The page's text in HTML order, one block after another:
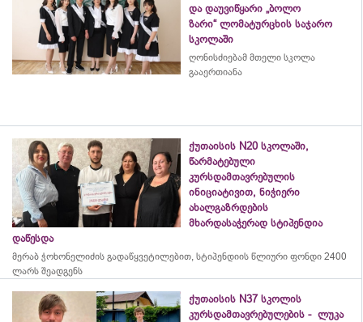
და დაუვიწყარი „ბოლო
ზარი“ ლომატურცხის საჯარო
სკოლაში
ღონისძიებამ მთელი სკოლა
გააერთიანა
ქუთაისის N20 სკოლაში,
წარმატებული
კურსდამთავრებულის
ინიციატივით, ნიჭიერი
ახალგაზრდების
მხარდასაჭერად სტიპენდია
დაწესდა
მერაბ ჭოხონელიძის გადაწყვეტილებით, სტიპენდიის წლიური ფონდი 2400
ლარს შეადგენს
ქუთაისის N37 სკოლის
კურსდამთავრებულების - ლუკა